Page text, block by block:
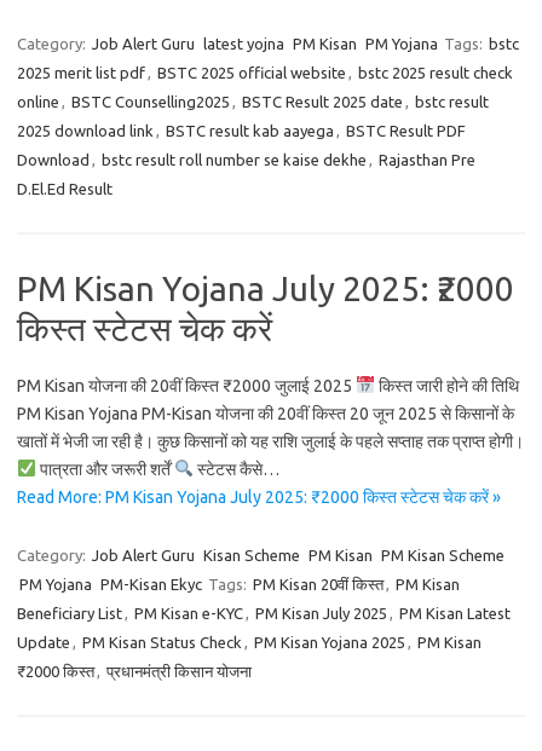
Category: Job Alert Guru latest yojna PM Kisan PM Yojana Tags: bstc
2025 merit list pdf, BSTC 2025 official website , bstc 2025 result check
online , BSTC Counselling2025 , BSTC Result 2025 date , bstc result
2025 download link , BSTC result kab aayega , BSTC Result PDF
Download , bstc result roll number se kaise dekhe , Rajasthan Pre
D.El.Ed Result
PM Kisan Yojana July 2025: ₹2000
किस्त स्टेटस चेक करें
PM Kisan योजना की 20वीं किस्त ₹2000 जुलाई 2025
किस्त जारी होने की तिथि
PM Kisan Yojana PM-Kisan योजना की 20वीं किस्त 20 जून 2025 से किसानों के
खातों में भेजी जा रही है। कुछ किसानों को यह राशि जुलाई के पहले सप्ताह तक प्राप्त होगी।
पात्रता और जरूरी शर्तें
स्टेटस कैसे…
Read More: PM Kisan Yojana July 2025: ₹2000 किस्त स्टेटस चेक करें »
Category: Job Alert Guru Kisan Scheme PM Kisan PM Kisan Scheme
PM Yojana PM-Kisan Ekyc Tags: PM Kisan 20वीं किस्त, PM Kisan
Beneficiary List, PM Kisan e-KYC, PM Kisan July 2025 , PM Kisan Latest
Update , PM Kisan Status Check , PM Kisan Yojana 2025 , PM Kisan
₹2000 किस्त, प्रधानमंत्री किसान योजना